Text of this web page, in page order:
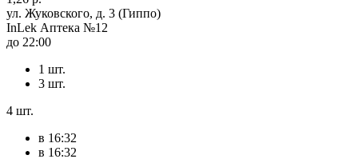
ул. Жуковского, д. 3 (Гиппо)
InLek Аптека №12
до 22:00
1 шт.
3 шт.
4 шт.
в 16:32
в 16:32